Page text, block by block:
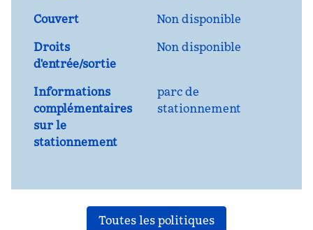
Couvert
Non disponible
Droits
d'entrée/sortie
Non disponible
Informations
complémentaires
sur le
stationnement
parc de
stationnement
Toutes les politiques